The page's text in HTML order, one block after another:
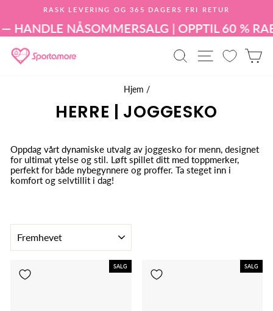
innholdet
Sett
lysbildefremvisningen
RASK LEVERING OG 365 DAGERS FRI RETUR
NÅ SOMMERSALG | OPPTIL 60 %
PRODUKTSØK
Hjem /
HERRE | JOGGESKO
Oppdag vårt dynamiske utvalg av joggesko for menn, designet
for ultimat ytelse og stil. Løft spillet ditt med toppmerker,
perfekt for både nybegynnere og proffer. Ta steget inn i
komfort og selvtillit i dag!
SORTER
SALG SALG